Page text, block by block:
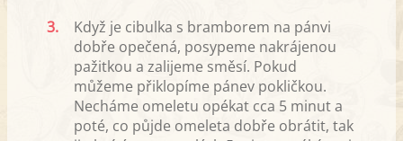
3.
Když je cibulka s bramborem na pánvi
dobře opečená, posypeme nakrájenou
pažitkou a zalijeme směsí. Pokud
můžeme přiklopíme pánev pokličkou.
Necháme omeletu opékat cca 5 minut a
poté, co půjde omeleta dobře obrátit, tak